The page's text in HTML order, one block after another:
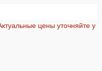
цены уточняйте у